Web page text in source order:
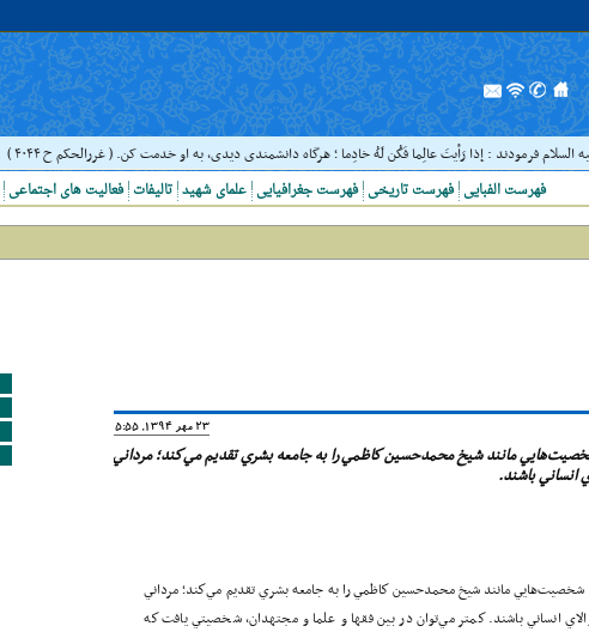
فرمودند : إذا رَأيتَ عالِما فَکُن لَهُ خادِما ؛ هرگاه دانشمندى ديدى، به او خدمت کن. ( غررالحکم ح ۴۰۴۴ )
فعالیت های اجتماعی تالیفات علمای شهید فهرست جغرافیایی فهرست تاریخی فهرست الفبایی
23 مهر 1394, 15:55
شخصيت‌هايي مانند شيخ محمدحسين كاظمي را به جامعه بشري تقديم مي‌كند؛ مرداني
انساني باشند.
شخصيت‌هايي مانند شيخ محمدحسين كاظمي را به جامعه بشري تقديم مي‌كند؛ مرداني
انساني باشند. كمتر مي‌توان در بين فقها و علما و مجتهدان، شخصيتي يافت كه